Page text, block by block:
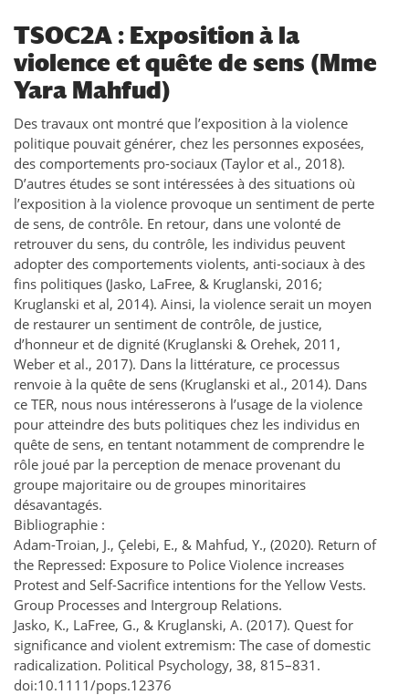
TSOC2A : Exposition à la
violence et quête de sens (Mme
Yara Mahfud)
Des travaux ont montré que l’exposition à la violence
politique pouvait générer, chez les personnes exposées,
des comportements pro-sociaux (Taylor et al., 2018).
D’autres études se sont intéressées à des situations où
l’exposition à la violence provoque un sentiment de perte
de sens, de contrôle. En retour, dans une volonté de
retrouver du sens, du contrôle, les individus peuvent
adopter des comportements violents, anti-sociaux à des
fins politiques (Jasko, LaFree, & Kruglanski, 2016;
Kruglanski et al, 2014). Ainsi, la violence serait un moyen
de restaurer un sentiment de contrôle, de justice,
d’honneur et de dignité (Kruglanski & Orehek, 2011,
Weber et al., 2017). Dans la littérature, ce processus
renvoie à la quête de sens (Kruglanski et al., 2014). Dans
ce TER, nous nous intéresserons à l’usage de la violence
pour atteindre des buts politiques chez les individus en
quête de sens, en tentant notamment de comprendre le
rôle joué par la perception de menace provenant du
groupe majoritaire ou de groupes minoritaires
désavantagés.
Bibliographie :
Adam-Troian, J., Çelebi, E., & Mahfud, Y., (2020). Return of
the Repressed: Exposure to Police Violence increases
Protest and Self-Sacrifice intentions for the Yellow Vests.
Group Processes and Intergroup Relations.
Jasko, K., LaFree, G., & Kruglanski, A. (2017). Quest for
significance and violent extremism: The case of domestic
radicalization. Political Psychology, 38, 815–831.
doi:10.1111/pops.12376